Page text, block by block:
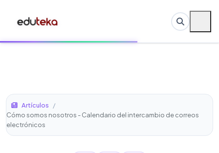
Artículos
/
Cómo somos nosotros - Calendario del intercambio de correos
electrónicos